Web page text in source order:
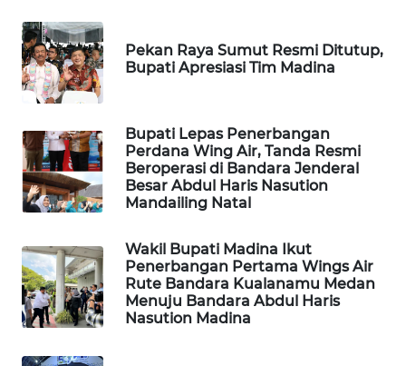
Pekan Raya Sumut Resmi Ditutup,
Bupati Apresiasi Tim Madina
Bupati Lepas Penerbangan
Perdana Wing Air, Tanda Resmi
Beroperasi di Bandara Jenderal
Besar Abdul Haris Nasution
Mandailing Natal
Wakil Bupati Madina Ikut
Penerbangan Pertama Wings Air
Rute Bandara Kualanamu Medan
Menuju Bandara Abdul Haris
Nasution Madina
PORTAL
KONSUMEN
FORWAMKI
ALPERKLINAS
FORJASIDA
TAMBANG
NEWS
SITUNGIR